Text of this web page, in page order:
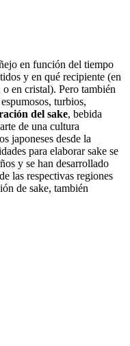
en función del tiempo
y en qué recipiente (en
o en cristal). Pero también
turbios,
del sake, bebida
de una cultura
japoneses desde la
para elaborar sake se
y se han desarrollado
las respectivas regiones
de sake, también